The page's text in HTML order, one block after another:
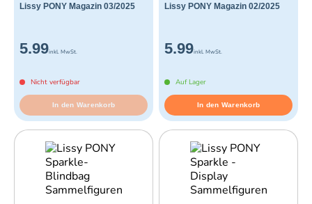
Lissy PONY Magazin 03/2025
5.99inkl. MwSt.
Nicht verfügbar
In den Warenkorb
Lissy PONY Magazin 02/2025
5.99inkl. MwSt.
Auf Lager
In den Warenkorb